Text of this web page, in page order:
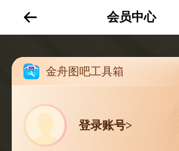
会员中心
金舟图吧工具箱
登录账号>